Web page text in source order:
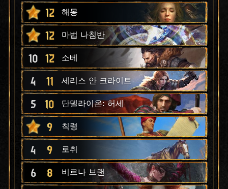
12 해몽
12 마법 나침반
10 12 소베
4 11 세리스 안 크라이트
5 10 단델라이온: 허세
9 칙령
4 9 로취
6 8 비르나 브랜